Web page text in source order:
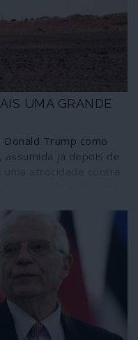
UMA GRANDE
Trump como
já depois de
passou quase
geral da
português dos
relação a tão